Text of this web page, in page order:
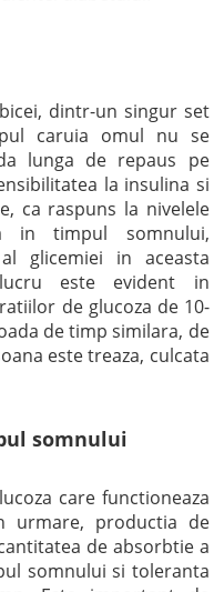
dintr-un singur set
caruia omul nu se
lunga de repaus pe
la insulina si
ca raspuns la nivelele
in timpul somnului,
glicemiei in aceasta
este evident in
de glucoza de 10-
de timp similara, de
este treaza, culcata
somnului
care functioneaza
urmare, productia de
de absorbtie a
somnului si toleranta